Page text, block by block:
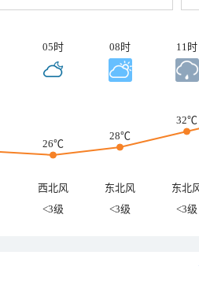
05时 08时 11时
26℃
28℃
32℃
西北风 东北风
东北
<3级 <3级 <3级